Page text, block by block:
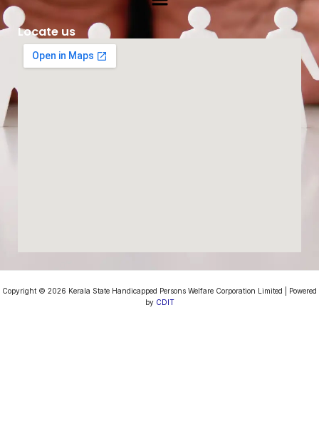
k
Locate us
Copyright © 2026 Kerala State Handicapped Persons Welfare Corporation Limited | Powered
by CDIT